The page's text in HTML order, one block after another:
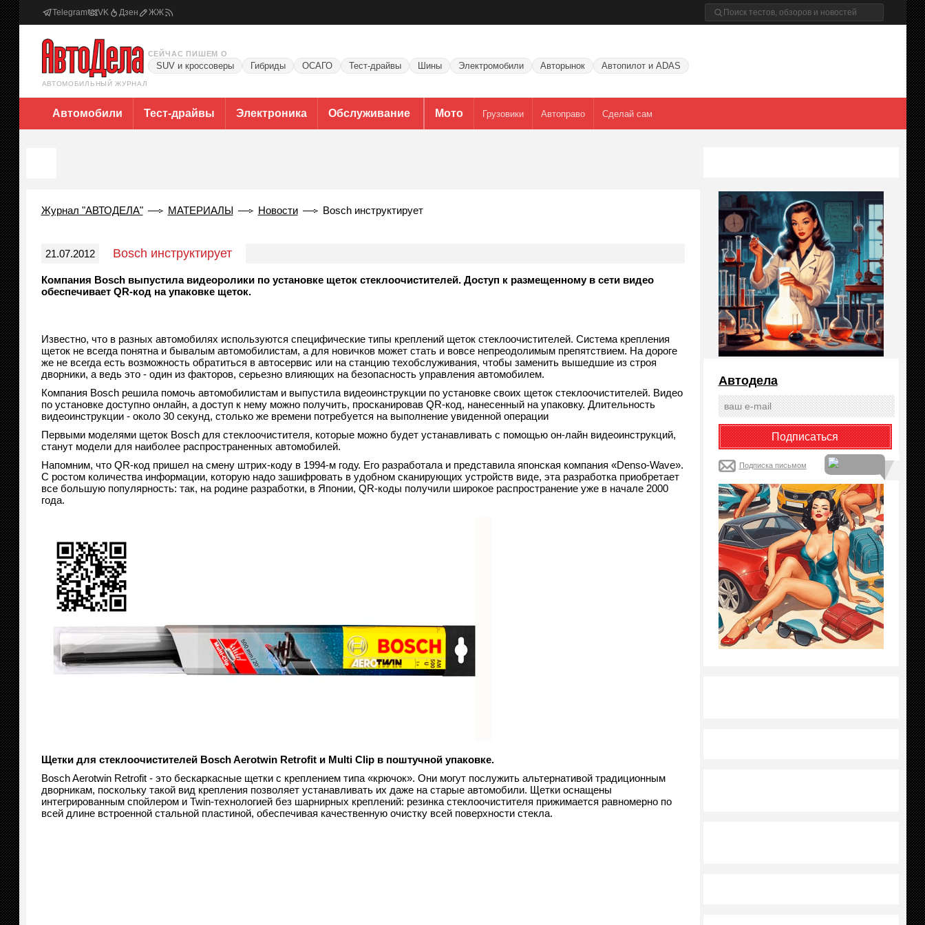
Telegram VK Дзен ЖЖ
АВТОМОБИЛЬНЫЙ ЖУРНАЛ
СЕЙЧАС ПИШЕМ О
SUV и кроссоверы Гибриды ОСАГО Тест-драйвы Шины Электромобили Авторынок Автопилот и ADAS
Автомобили Тест-драйвы Электроника Обслуживание Мото Грузовики Автоправо Сделай сам
Журнал "АВТОДЕЛА" МАТЕРИАЛЫ Новости Bosch инструктирует
21.07.2012 Bosch инструктирует
Компания Bosch выпустила видеоролики по установке щеток стеклоочистителей. Доступ к размещенному в сети видео
обеспечивает QR-код на упаковке щеток.
Известно, что в разных автомобилях используются специфические типы креплений щеток стеклоочистителей. Система крепления
щеток не всегда понятна и бывалым автомобилистам, а для новичков может стать и вовсе непреодолимым препятствием. На дороге
же не всегда есть возможность обратиться в автосервис или на станцию техобслуживания, чтобы заменить вышедшие из строя
дворники, а ведь это - один из факторов, серьезно влияющих на безопасность управления автомобилем.
Компания Bosch решила помочь автомобилистам и выпустила видеоинструкции по установке своих щеток стеклоочистителей. Видео
по установке доступно онлайн, а доступ к нему можно получить, просканировав QR-код, нанесенный на упаковку. Длительность
видеоинструкции - около 30 секунд, столько же времени потребуется на выполнение увиденной операции
Первыми моделями щеток Bosch для стеклоочистителя, которые можно будет устанавливать с помощью он-лайн видеоинструкций,
станут модели для наиболее распространенных автомобилей.
Напомним, что QR-код пришел на смену штрих-коду в 1994-м году. Его разработала и представила японская компания «Denso-Wave».
С ростом количества информации, которую надо зашифровать в удобном сканирующих устройств виде, эта разработка приобретает
все большую популярность: так, на родине разработки, в Японии, QR-коды получили широкое распространение уже в начале 2000
года.
Щетки для стеклоочистителей Bosch Aerotwin Retrofit и Multi Clip в поштучной упаковке.
Bosch Aerotwin Retrofit - это бескаркасные щетки с креплением типа «крючок». Они могут послужить альтернативой традиционным
дворникам, поскольку такой вид крепления позволяет устанавливать их даже на старые автомобили. Щетки оснащены
интегрированным спойлером и Twin-технологией без шарнирных креплений: резинка стеклоочистителя прижимается равномерно по
всей длине встроенной стальной пластиной, обеспечивая качественную очистку всей поверхности стекла.
Автодела
Подписка письмом